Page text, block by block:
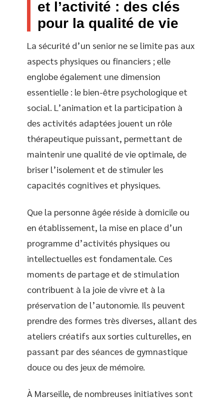
et l’activité : des clés
pour la qualité de vie
La sécurité d’un senior ne se limite pas aux
aspects physiques ou financiers ; elle
englobe également une dimension
essentielle : le bien-être psychologique et
social. L’animation et la participation à
des activités adaptées jouent un rôle
thérapeutique puissant, permettant de
maintenir une qualité de vie optimale, de
briser l’isolement et de stimuler les
capacités cognitives et physiques.
Que la personne âgée réside à domicile ou
en établissement, la mise en place d’un
programme d’activités physiques ou
intellectuelles est fondamentale. Ces
moments de partage et de stimulation
contribuent à la joie de vivre et à la
préservation de l’autonomie. Ils peuvent
prendre des formes très diverses, allant des
ateliers créatifs aux sorties culturelles, en
passant par des séances de gymnastique
douce ou des jeux de mémoire.
À Marseille, de nombreuses initiatives sont